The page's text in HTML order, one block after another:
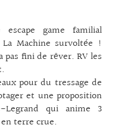
game familial
La Machine survoltée !
pas fini de rêver. RV les
pour du tressage de
et une proposition
Legrand qui anime 3
terre crue.